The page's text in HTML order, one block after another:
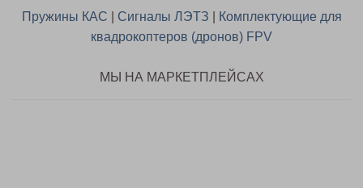
Пружины КАС Сигналы ЛЭТЗ
Комплектующие для
квадрокоптеров (дронов) FPV
МЫ НА МАРКЕТПЛЕЙСАХ